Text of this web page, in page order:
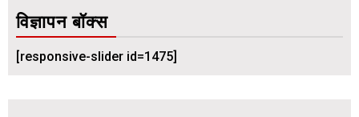
विज्ञापन बॉक्स
[responsive-slider id=1475]